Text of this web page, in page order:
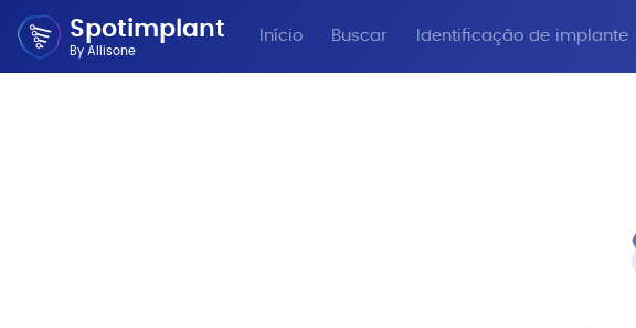
Spotimplant
By Allisone
Início Buscar Identificação de implante